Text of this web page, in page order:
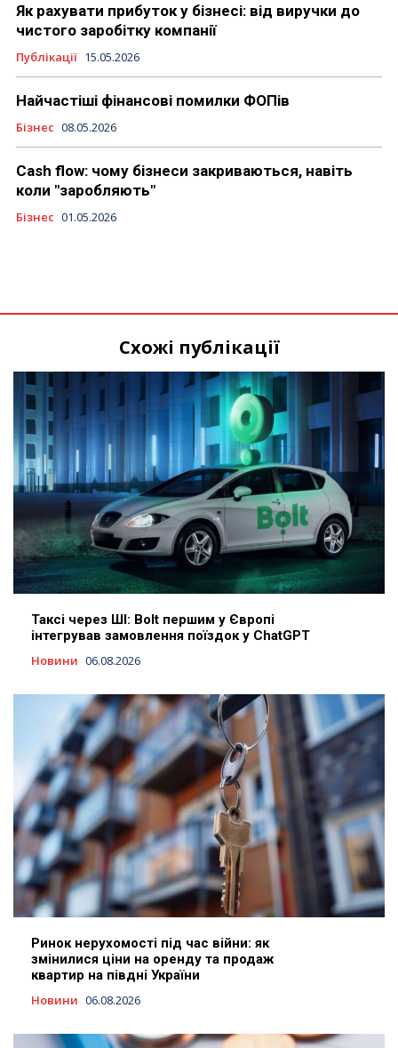
Як рахувати прибуток у бізнесі: від виручки до
чистого заробітку компанії
Публікації 15.05.2026
Найчастіші фінансові помилки ФОПів
Бізнес 08.05.2026
Cash flow: чому бізнеси закриваються, навіть
коли "заробляють"
Бізнес 01.05.2026
Схожі публікації
Таксі через ШІ: Bolt першим у Європі
інтегрував замовлення поїздок у ChatGPT
Новини 06.08.2026
Ринок нерухомості під час війни: як
змінилися ціни на оренду та продаж
квартир на півдні України
Новини 06.08.2026